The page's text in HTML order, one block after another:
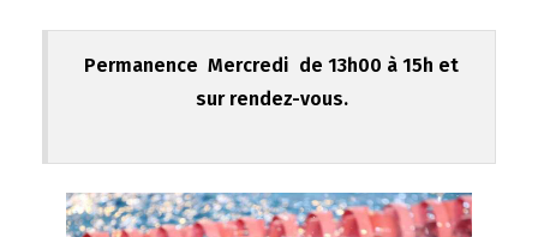
Permanence Mercredi de 13h00 à 15h et
sur rendez-vous.